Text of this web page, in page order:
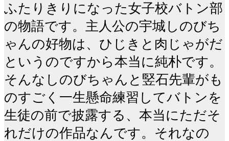
ふたりきりになった女子校バトン部
の物語です。主人公の宇城しのびち
ゃんの好物は、ひじきと肉じゃがだ
というのですから本当に純朴です。
そんなしのびちゃんと竪石先輩がも
のすごく一生懸命練習してバトンを
生徒の前で披露する、本当にただそ
れだけの作品なんです。それなの